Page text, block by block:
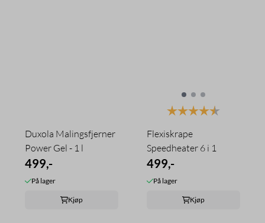
Duxola Malingsfjerner
Power Gel - 1 l
499,-
På lager
Kjøp
Karakter:
Flexiskrape
Speedheater 6 i 1
499,-
På lager
Kjøp